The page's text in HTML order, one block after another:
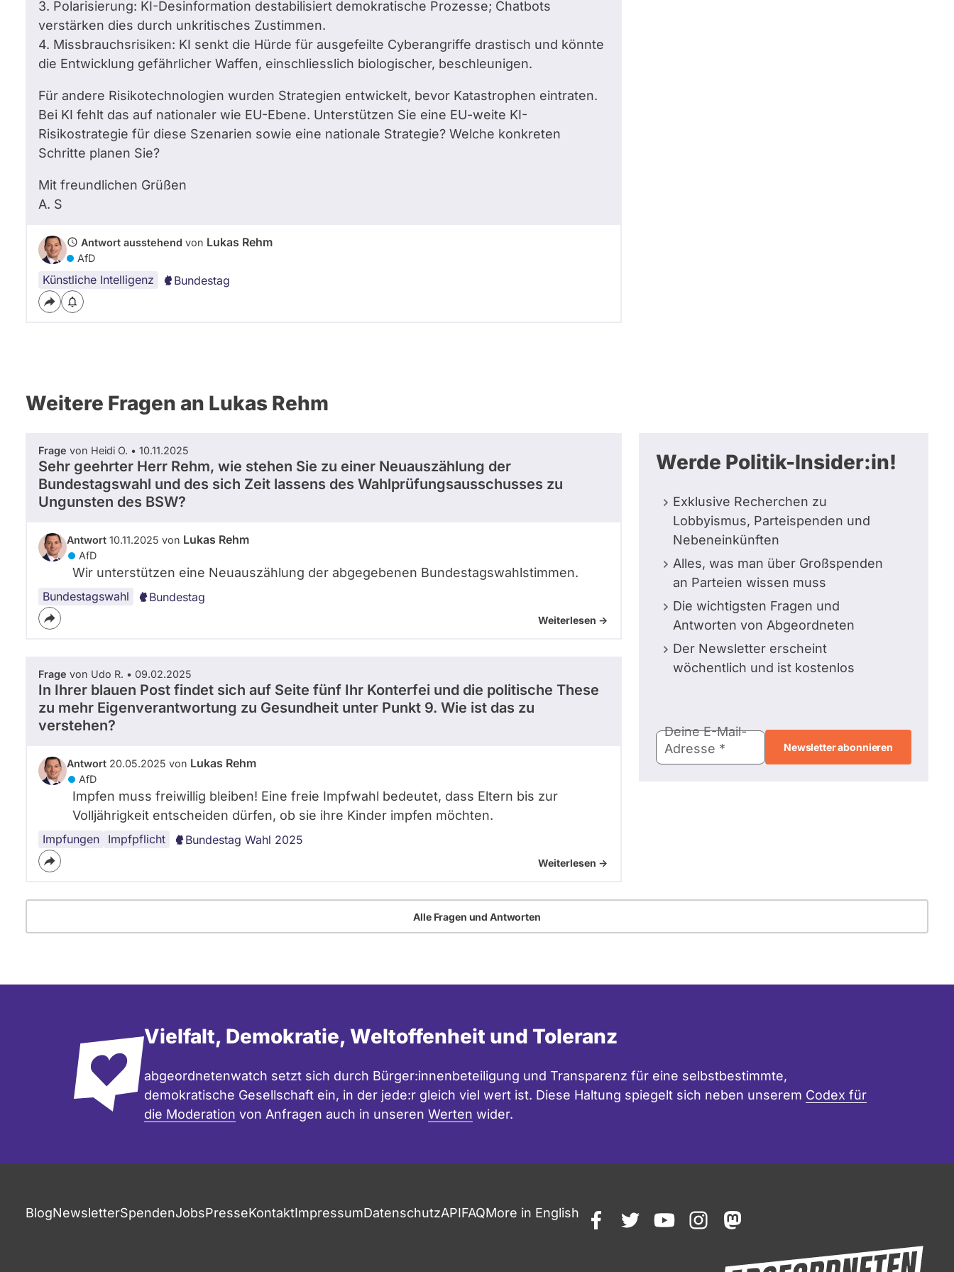
3. Polarisierung: KI-Desinformation destabilisiert demokratische Prozesse; Chatbots
verstärken dies durch unkritisches Zustimmen.
4. Missbrauchsrisiken: KI senkt die Hürde für ausgefeilte Cyberangriffe drastisch und könnte
die Entwicklung gefährlicher Waffen, einschliesslich biologischer, beschleunigen.
Für andere Risikotechnologien wurden Strategien entwickelt, bevor Katastrophen eintraten.
Bei KI fehlt das auf nationaler wie EU-Ebene. Unterstützen Sie eine EU-weite KI-
Risikostrategie für diese Szenarien sowie eine nationale Strategie? Welche konkreten
Schritte planen Sie?
Mit freundlichen Grüßen
A. S
Antwort ausstehend von Lukas Rehm
AfD
Künstliche Intelligenz Bundestag
Weitere Fragen an Lukas Rehm
Frage von Heidi O. • 10.11.2025
Sehr geehrter Herr Rehm, wie stehen Sie zu einer Neuauszählung der
Bundestagswahl und des sich Zeit lassens des Wahlprüfungsausschusses zu
Ungunsten des BSW?
Antwort 10.11.2025 von Lukas Rehm
AfD
Wir unterstützen eine Neuauszählung der abgegebenen Bundestagswahlstimmen.
Bundestagswahl Bundestag
Weiterlesen ->
Frage von Udo R. • 09.02.2025
In Ihrer blauen Post findet sich auf Seite fünf Ihr Konterfei und die politische These
zu mehr Eigenverantwortung zu Gesundheit unter Punkt 9. Wie ist das zu
verstehen?
Antwort 20.05.2025 von Lukas Rehm
AfD
Impfen muss freiwillig bleiben! Eine freie Impfwahl bedeutet, dass Eltern bis zur
Volljährigkeit entscheiden dürfen, ob sie ihre Kinder impfen möchten.
Impfungen Impfpflicht Bundestag Wahl 2025
Weiterlesen ->
Werde Politik-Insider:in!
Exklusive Recherchen zu
Lobbyismus, Parteispenden und
Nebeneinkünften
Alles, was man über Großspenden
an Parteien wissen muss
Die wichtigsten Fragen und
Antworten von Abgeordneten
Der Newsletter erscheint
wöchentlich und ist kostenlos
Mail-
Adresse
Deine E-Mail-
Adresse
Alle Fragen und Antworten
Vielfalt, Demokratie, Weltoffenheit und Toleranz
abgeordnetenwatch setzt sich durch Bürger:innenbeteiligung und Transparenz für eine selbstbestimmte,
demokratische Gesellschaft ein, in der jede:r gleich viel wert ist. Diese Haltung spiegelt sich neben unserem Codex für
die Moderation von Anfragen auch in unseren Werten wider.
BlogNewsletterSpendenJobsPresseKontaktImpressumDatenschutzAPIFAQMore in English
facebooktwitteryoutubeinstagrammastodon